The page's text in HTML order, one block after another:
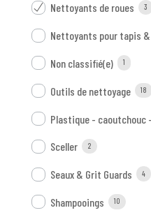
Nettoyants de roues 3
Nettoyants pour tapis
Non classifié(e) 1
Outils de nettoyage 18
Plastique - caoutchouc
Sceller 2
Seaux & Grit Guards 4
Shampooings 10